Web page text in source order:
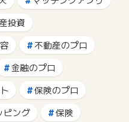
投資
不動産のプロ
金融のプロ
保険のプロ
ピング
保険